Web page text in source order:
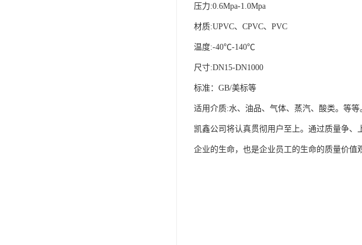
压力:0.6Mpa-1.0Mpa
材质:UPVC、CPVC、PVC
温度:-40℃-140℃
尺寸:DN15-DN1000
标准：GB/美标等
适用介质:水、油品、气体、蒸汽、酸类。等等
凯鑫公司将认真贯彻用户至上。通过质量争
企业的生命，也是企业员工的生命的质量价值